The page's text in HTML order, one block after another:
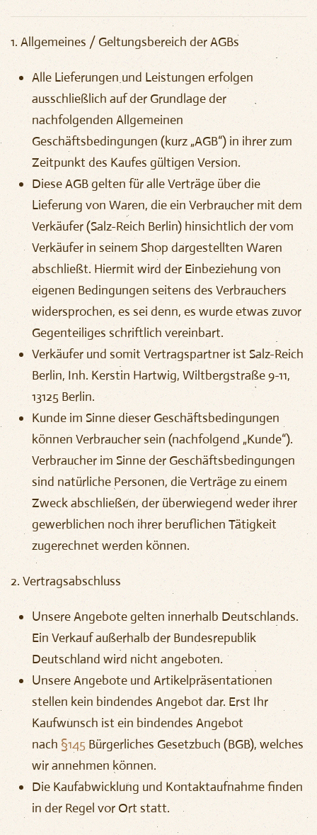
1. Allgemeines / Geltungsbereich der AGBs
Alle Lieferungen und Leistungen erfolgen
ausschließlich auf der Grundlage der
nachfolgenden Allgemeinen
Geschäftsbedingungen (kurz „AGB“) in ihrer zum
Zeitpunkt des Kaufes gültigen Version.
Diese AGB gelten für alle Verträge über die
Lieferung von Waren, die ein Verbraucher mit dem
Verkäufer (Salz-Reich Berlin) hinsichtlich der vom
Verkäufer in seinem Shop dargestellten Waren
abschließt. Hiermit wird der Einbeziehung von
eigenen Bedingungen seitens des Verbrauchers
widersprochen, es sei denn, es wurde etwas zuvor
Gegenteiliges schriftlich vereinbart.
Verkäufer und somit Vertragspartner ist Salz-Reich
Berlin, Inh. Kerstin Hartwig, Wiltbergstraße 9-11,
13125 Berlin.
Kunde im Sinne dieser Geschäftsbedingungen
können Verbraucher sein (nachfolgend „Kunde“).
Verbraucher im Sinne der Geschäftsbedingungen
sind natürliche Personen, die Verträge zu einem
Zweck abschließen, der überwiegend weder ihrer
gewerblichen noch ihrer beruflichen Tätigkeit
zugerechnet werden können.
2. Vertragsabschluss
Unsere Angebote gelten innerhalb Deutschlands.
Ein Verkauf außerhalb der Bundesrepublik
Deutschland wird nicht angeboten.
Unsere Angebote und Artikelpräsentationen
stellen kein bindendes Angebot dar. Erst Ihr
Kaufwunsch ist ein bindendes Angebot
nach §145 Bürgerliches Gesetzbuch (BGB), welches
wir annehmen können.
Die Kaufabwicklung und Kontaktaufnahme finden
in der Regel vor Ort statt.